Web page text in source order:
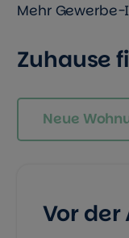
Mehr
Zuhause
Neue
Vor